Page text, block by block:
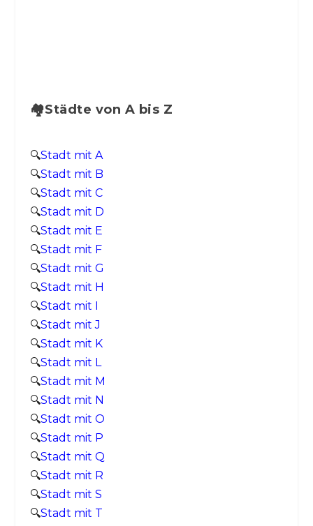
🏘️Städte von A bis Z
🔍Stadt mit A
🔍Stadt mit B
🔍Stadt mit C
🔍Stadt mit D
🔍Stadt mit E
🔍Stadt mit F
🔍Stadt mit G
🔍Stadt mit H
🔍Stadt mit I
🔍Stadt mit J
🔍Stadt mit K
🔍Stadt mit L
🔍Stadt mit M
🔍Stadt mit N
🔍Stadt mit O
🔍Stadt mit P
🔍Stadt mit Q
🔍Stadt mit R
🔍Stadt mit S
🔍Stadt mit T